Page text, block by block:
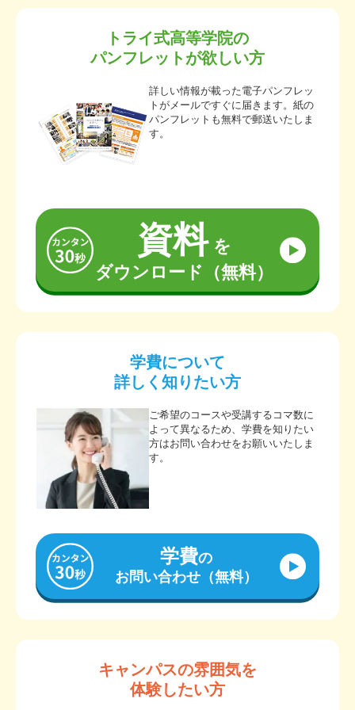
トライ式高等学院の
パンフレットが欲しい方
詳しい情報が載った電子パンフレッ
トがメールですぐに届きます。紙の
パンフレットも無料で郵送いたしま
す。
資料を
ダウンロード（無料）
学費について
詳しく知りたい方
ご希望のコースや受講するコマ数に
よって異なるため、学費を知りたい
方はお問い合わせをお願いいたしま
す。
学費の
お問い合わせ（無料）
キャンパスの雰囲気を
体験したい方